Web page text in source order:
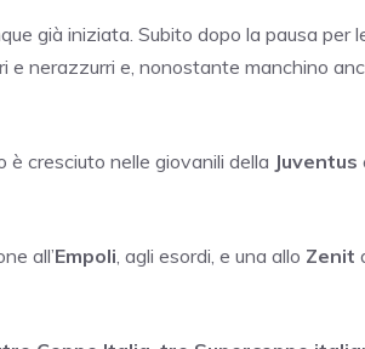
già iniziata. Subito dopo la pausa per
nerazzurri e, nonostante manchino
è cresciuto nelle giovanili della Juventus
all’Empoli, agli esordi, e una allo Zenit